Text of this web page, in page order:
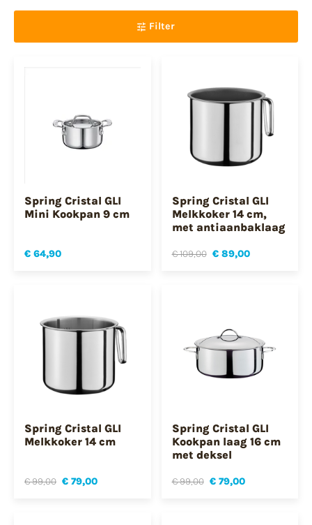
Filter
Spring Cristal GLI
Mini Kookpan 9 cm
€ 64,90
Spring Cristal GLI
Melkkoker 14 cm,
met antiaanbaklaag
€ 109,00 € 89,00
Spring Cristal GLI
Melkkoker 14 cm
€ 99,00 € 79,00
Spring Cristal GLI
Kookpan laag 16 cm
met deksel
€ 99,00 € 79,00